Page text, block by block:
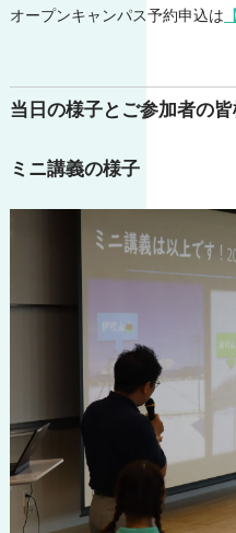
オープンキャンパス予約申込は
当日の様子とご参加者の
ミニ講義の様子